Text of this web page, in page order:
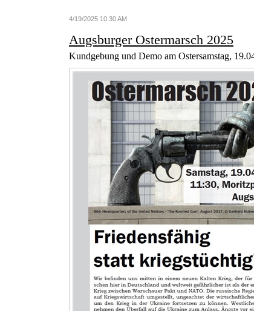
4/19/2025 10:30 AM
Augsburger Ostermarsch 2025
Kundgebung und Demo am Ostersamstag,